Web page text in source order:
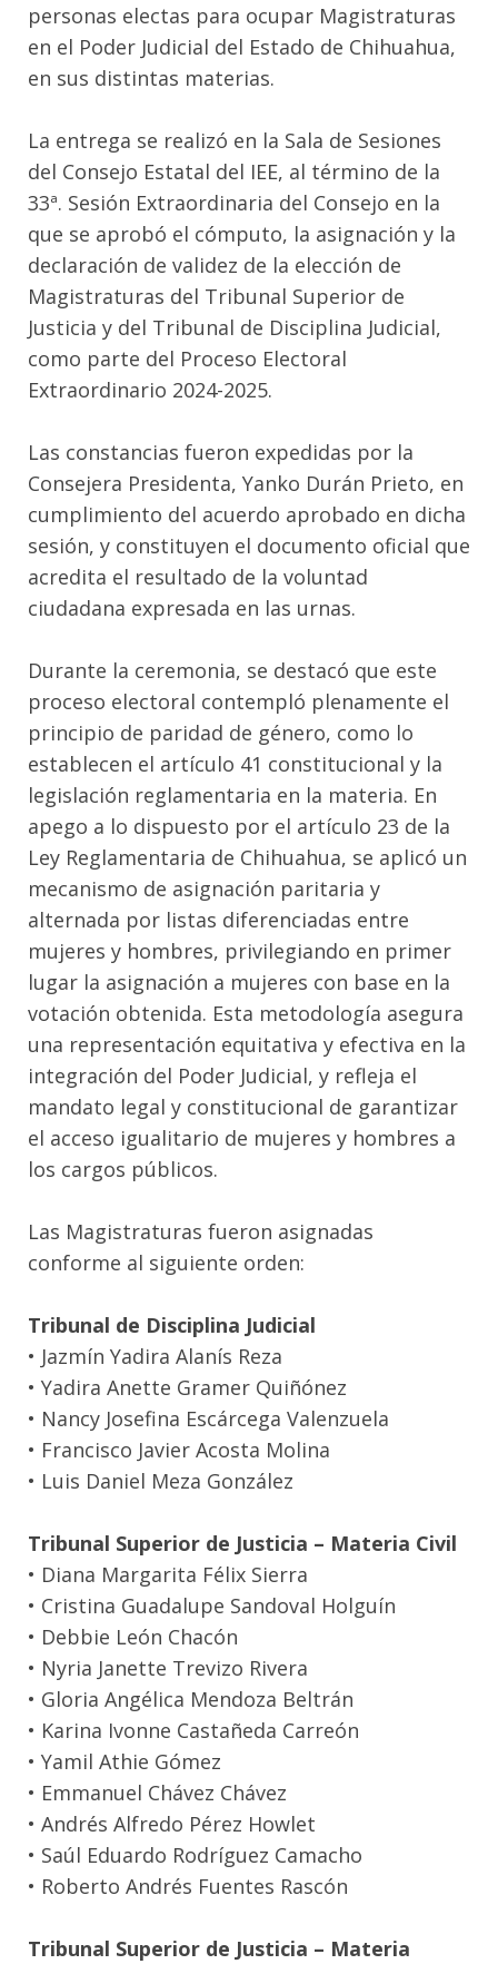
personas electas para ocupar Magistraturas
en el Poder Judicial del Estado de Chihuahua,
en sus distintas materias.
La entrega se realizó en la Sala de Sesiones
del Consejo Estatal del IEE, al término de la
33ª. Sesión Extraordinaria del Consejo en la
que se aprobó el cómputo, la asignación y la
declaración de validez de la elección de
Magistraturas del Tribunal Superior de
Justicia y del Tribunal de Disciplina Judicial,
como parte del Proceso Electoral
Extraordinario 2024-2025.
Las constancias fueron expedidas por la
Consejera Presidenta, Yanko Durán Prieto, en
cumplimiento del acuerdo aprobado en dicha
sesión, y constituyen el documento oficial que
acredita el resultado de la voluntad
ciudadana expresada en las urnas.
Durante la ceremonia, se destacó que este
proceso electoral contempló plenamente el
principio de paridad de género, como lo
establecen el artículo 41 constitucional y la
legislación reglamentaria en la materia. En
apego a lo dispuesto por el artículo 23 de la
Ley Reglamentaria de Chihuahua, se aplicó un
mecanismo de asignación paritaria y
alternada por listas diferenciadas entre
mujeres y hombres, privilegiando en primer
lugar la asignación a mujeres con base en la
votación obtenida. Esta metodología asegura
una representación equitativa y efectiva en la
integración del Poder Judicial, y refleja el
mandato legal y constitucional de garantizar
el acceso igualitario de mujeres y hombres a
los cargos públicos.
Las Magistraturas fueron asignadas
conforme al siguiente orden:
Tribunal de Disciplina Judicial
• Jazmín Yadira Alanís Reza
• Yadira Anette Gramer Quiñónez
• Nancy Josefina Escárcega Valenzuela
• Francisco Javier Acosta Molina
• Luis Daniel Meza González
Tribunal Superior de Justicia – Materia Civil
• Diana Margarita Félix Sierra
• Cristina Guadalupe Sandoval Holguín
• Debbie León Chacón
• Nyria Janette Trevizo Rivera
• Gloria Angélica Mendoza Beltrán
• Karina Ivonne Castañeda Carreón
• Yamil Athie Gómez
• Emmanuel Chávez Chávez
• Andrés Alfredo Pérez Howlet
• Saúl Eduardo Rodríguez Camacho
• Roberto Andrés Fuentes Rascón
Tribunal Superior de Justicia – Materia